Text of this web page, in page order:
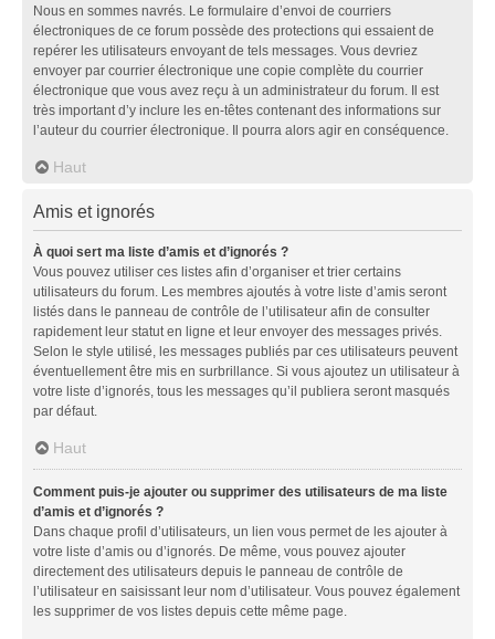
Nous en sommes navrés. Le formulaire d’envoi de courriers
électroniques de ce forum possède des protections qui essaient de
repérer les utilisateurs envoyant de tels messages. Vous devriez
envoyer par courrier électronique une copie complète du courrier
électronique que vous avez reçu à un administrateur du forum. Il est
très important d’y inclure les en-têtes contenant des informations sur
l’auteur du courrier électronique. Il pourra alors agir en conséquence.
Haut
Amis et ignorés
À quoi sert ma liste d’amis et d’ignorés ?
Vous pouvez utiliser ces listes afin d’organiser et trier certains
utilisateurs du forum. Les membres ajoutés à votre liste d’amis seront
listés dans le panneau de contrôle de l’utilisateur afin de consulter
rapidement leur statut en ligne et leur envoyer des messages privés.
Selon le style utilisé, les messages publiés par ces utilisateurs peuvent
éventuellement être mis en surbrillance. Si vous ajoutez un utilisateur à
votre liste d’ignorés, tous les messages qu’il publiera seront masqués
par défaut.
Haut
Comment puis-je ajouter ou supprimer des utilisateurs de ma liste
d’amis et d’ignorés ?
Dans chaque profil d’utilisateurs, un lien vous permet de les ajouter à
votre liste d’amis ou d’ignorés. De même, vous pouvez ajouter
directement des utilisateurs depuis le panneau de contrôle de
l’utilisateur en saisissant leur nom d’utilisateur. Vous pouvez également
les supprimer de vos listes depuis cette même page.